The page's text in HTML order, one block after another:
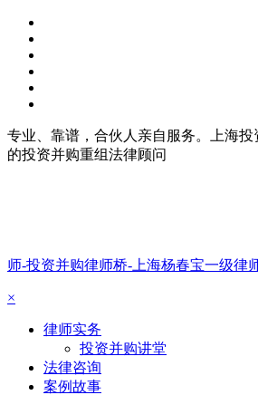
专业、靠谱，合伙人亲自服务。上海
的投资并购重组法律顾问
师-投资并购律师桥-上海杨春宝一级律
×
律师实务
投资并购讲堂
法律咨询
案例故事